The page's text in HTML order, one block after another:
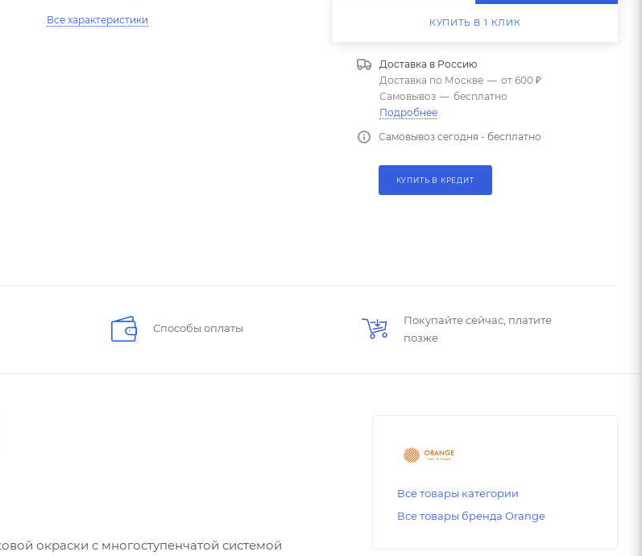
Все характеристики КУПИТЬ В 1 КЛИК
Доставка в Россию
Доставка по Москве — от 600 ₽
Самовывоз — бесплатно
Подробнее
Самовывоз сегодня - бесплатно
КУПИТЬ В КРЕДИТ
Способы оплаты
Покупайте сейчас, платите
позже
окраски с многоступенчатой системой
Все товары категории
Все товары бренда Orange